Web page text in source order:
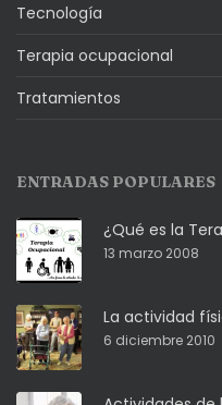
Tecnología
Terapia ocupacional
Tratamientos
ENTRADAS POPULARES
¿Qué es la
13 marzo 2008
La actividad
6 diciembre 2010